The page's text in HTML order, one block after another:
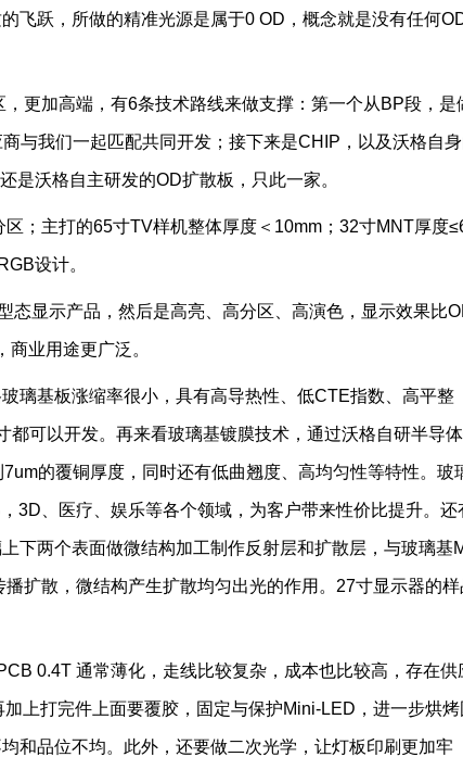
飞跃，所做的精准光源是属于0 OD，概念就是没有任何
更加高端，有6条技术路线来做支撑：第一个从BP段，是
与我们一起匹配共同开发；接下来是CHIP，以及沃格自
是沃格自主研发的OD扩散板，只此一家。
；主打的65寸TV样机整体厚度＜10mm；32寸MNT厚度
设计。
态显示产品，然后是高亮、高分区、高演色，显示效果比
业用途更广泛。
璃基板涨缩率很小，具有高导热性、低CTE指数、高平整
都可以开发。再来看玻璃基镀膜技术，通过沃格自研半导
的覆铜厚度，同时还有低曲翘度、高均匀性等特性。玻
3D、医疗、娱乐等各个领域，为客户带来性价比提升。还
下两个表面做微结构加工制作反射层和扩散层，与玻璃基
扩散，微结构产生扩散均匀出光的作用。27寸显示器的样
0.4T 通常薄化，走线比较复杂，成本也比较高，存在供
上打完件上面要覆胶，固定与保护Mini-LED，进一步烘烤
和品位不均。此外，还要做二次光学，让灯板印刷更加牢